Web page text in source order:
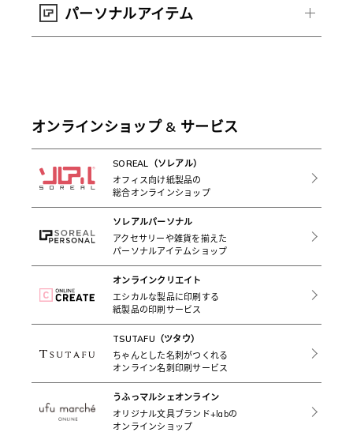
パーソナルアイテム
オンラインショップ & サービス
SOREAL（ソレアル）
オフィス向け紙製品の
総合オンラインショップ
ソレアルパーソナル
アクセサリーや雑貨を揃えた
パーソナルアイテムショップ
オンラインクリエイト
エシカルな製品に印刷する
紙製品の印刷サービス
TSUTAFU（ツタウ）
ちゃんとした名刺がつくれる
オンライン名刺印刷サービス
うふっマルシェオンライン
オリジナル文具ブランド+labの
オンラインショップ